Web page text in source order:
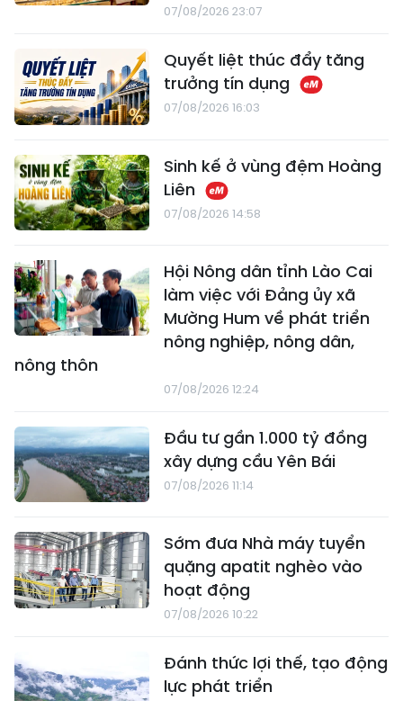
07/08/2026 23:07
Quyết liệt thúc đẩy tăng
trưởng tín dụng
07/08/2026 16:03
Sinh kế ở vùng đệm Hoàng
Liên
07/08/2026 14:58
Hội Nông dân tỉnh Lào Cai
làm việc với Đảng ủy xã
Mường Hum về phát triển
nông nghiệp, nông dân,
nông thôn
07/08/2026 12:24
Đầu tư gần 1.000 tỷ đồng
xây dựng cầu Yên Bái
07/08/2026 11:14
Sớm đưa Nhà máy tuyển
quặng apatit nghèo vào
hoạt động
07/08/2026 10:22
Đánh thức lợi thế, tạo động
lực phát triển